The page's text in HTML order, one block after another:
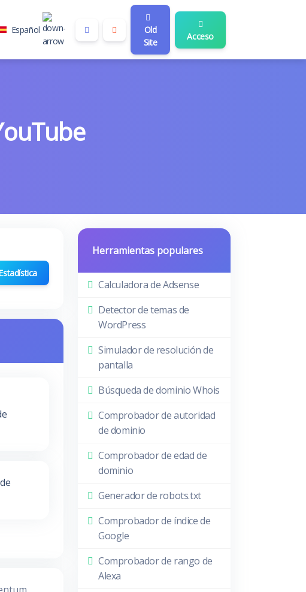
Español
Old
Site
Acceso
Herramientas populares
Calculadora de Adsense
Detector de temas de
WordPress
Simulador de resolución de
pantalla
Búsqueda de dominio Whois
Comprobador de autoridad
de dominio
Comprobador de edad de
dominio
Generador de robots.txt
Comprobador de índice de
Google
Comprobador de rango de
Alexa